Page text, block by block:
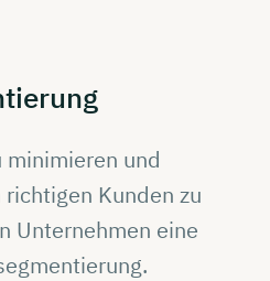
minimieren und
Kunden zu
Unternehmen eine